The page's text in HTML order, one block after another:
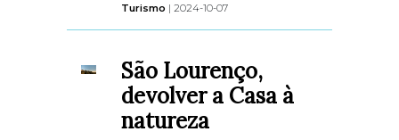
Turismo | 2024-10-07
São Lourenço,
devolver a Casa à
natureza